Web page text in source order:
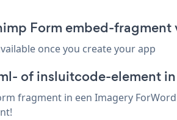
Form embed-fragment
once you create your app
of insluitcode-element
fragment in een Imagery